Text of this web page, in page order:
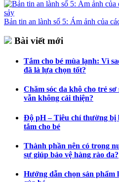
Bản tin an lành số 5: Ám ảnh của
Bài viết mới
Tắm cho bé mùa lạnh: Vì
đã là lựa chọn tốt?
Chăm sóc da khô cho trẻ
vẫn không cải thiện?
Độ pH – Tiêu chí thường bị
tắm cho bé
Thành phần nên có trong
sự giúp bảo vệ hàng rào da?
Hướng dẫn chọn sản phẩm